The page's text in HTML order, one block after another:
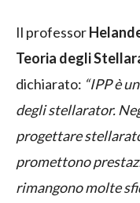
Il professor
Teoria degli
dichiarato: “IPP è
degli stellarator.
progettare
promettono
rimangono molte